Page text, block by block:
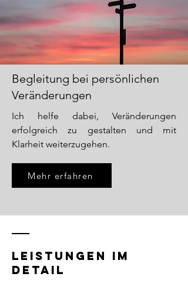
Begleitung bei persönlichen
Veränderungen
Ich helfe dabei, Veränderungen
erfolgreich zu gestalten und mit
Klarheit weiterzugehen.
Mehr erfahren
Leistungen im
Detail